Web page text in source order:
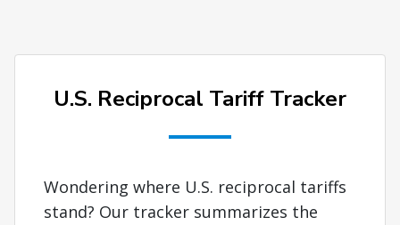
U.S. Reciprocal Tariff Tracker
Wondering where U.S. reciprocal tariffs
stand? Our tracker summarizes the